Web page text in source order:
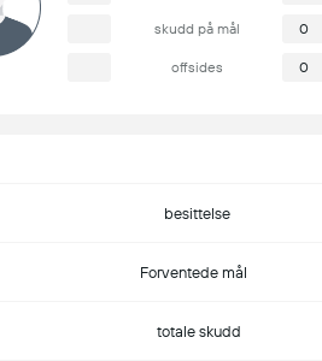
skudd på mål 0
offsides 0
besittelse
Forventede mål
totale skudd